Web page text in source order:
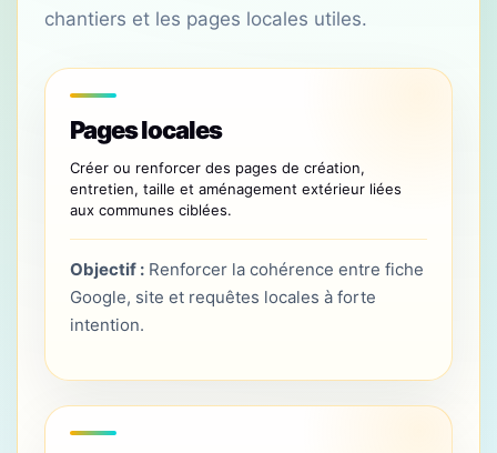
chantiers et les pages locales utiles.
Pages locales
Créer ou renforcer des pages de création,
entretien, taille et aménagement extérieur liées
aux communes ciblées.
Objectif : Renforcer la cohérence entre fiche
Google, site et requêtes locales à forte
intention.